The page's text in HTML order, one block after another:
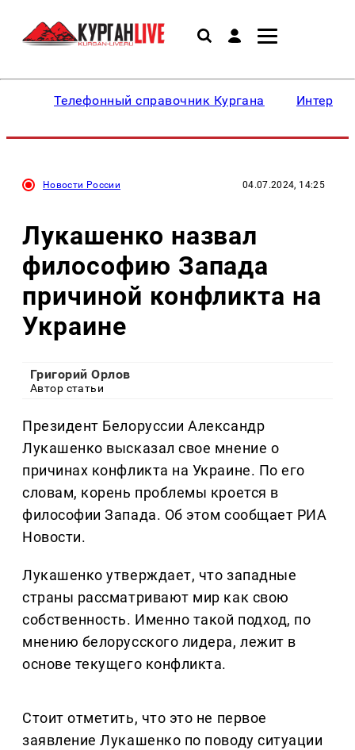
Телефонный справочник Кургана
Новости России 04.07.2024, 14:25
Лукашенко назвал
философию Запада
причиной конфликта на
Украине
Григорий Орлов
Автор статьи
Президент Белоруссии Александр
Лукашенко высказал свое мнение о
причинах конфликта на Украине. По его
словам, корень проблемы кроется в
философии Запада. Об этом сообщает РИА
Новости.
Лукашенко утверждает, что западные
страны рассматривают мир как свою
собственность. Именно такой подход, по
мнению белорусского лидера, лежит в
основе текущего конфликта.
Стоит отметить, что это не первое
заявление Лукашенко по поводу ситуации